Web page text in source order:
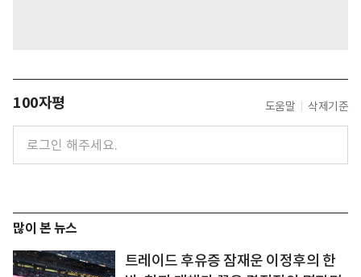
100자평 도움말 삭제기준
많이 본 뉴스
트레이드 후유증 잠재운 이정후의 한